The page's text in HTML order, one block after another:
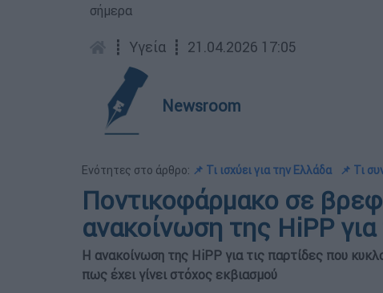
σήμερα
┋ Υγεία ┋ 21.04.2026 17:05
Newsroom
Ενότητες στο άρθρο: 📌 Τι ισχύει για την Ελλάδα 📌 Τι
Ποντικοφάρμακο σε
ανακοίνωση της HiPP
Η ανακοίνωση της HiPP για τις παρτίδες που
πως έχει γίνει στόχος εκβιασμού